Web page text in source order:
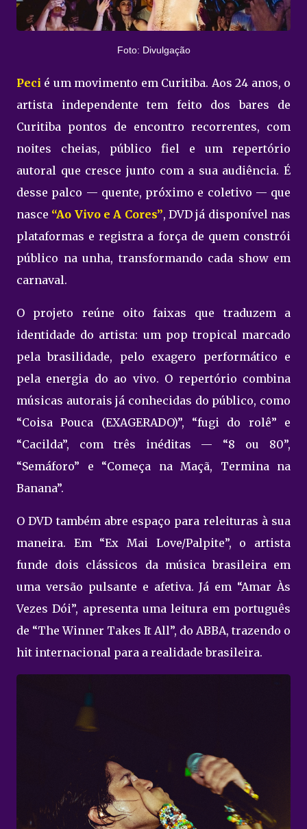
Foto: Divulgação
Peci é um movimento em Curitiba. Aos 24 anos, o
artista independente tem feito dos bares de
Curitiba pontos de encontro recorrentes, com
noites cheias, público fiel e um repertório
autoral que cresce junto com a sua audiência. É
desse palco — quente, próximo e coletivo — que
nasce “Ao Vivo e A Cores”, DVD já disponível nas
plataformas e registra a força de quem constrói
público na unha, transformando cada show em
carnaval.
O projeto reúne oito faixas que traduzem a
identidade do artista: um pop tropical marcado
pela brasilidade, pelo exagero performático e
pela energia do ao vivo. O repertório combina
músicas autorais já conhecidas do público, como
“Coisa Pouca (EXAGERADO)”, “fugi do rolê” e
“Cacilda”, com três inéditas — “8 ou 80”,
“Semáforo” e “Começa na Maçã, Termina na
Banana”.
O DVD também abre espaço para releituras à sua
maneira. Em “Ex Mai Love/Palpite”, o artista
funde dois clássicos da música brasileira em
uma versão pulsante e afetiva. Já em “Amar Às
Vezes Dói”, apresenta uma leitura em português
de “The Winner Takes It All”, do ABBA, trazendo o
hit internacional para a realidade brasileira.